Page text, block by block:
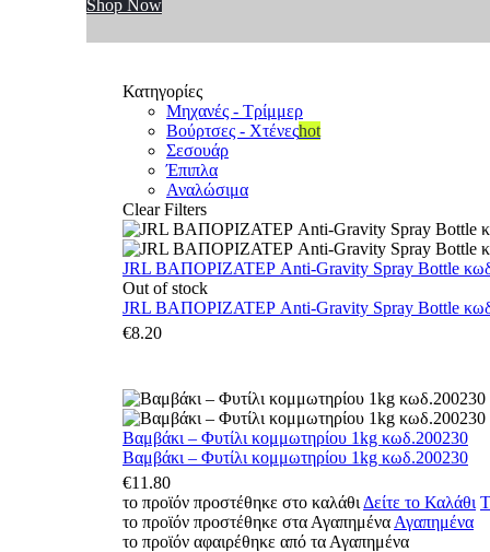
Shop Now
Κατηγορίες
Μηχανές - Τρίμμερ
Βούρτσες - Χτένεςhot
Σεσουάρ
Έπιπλα
Αναλώσιμα
Clear Filters
JRL ΒΑΠΟΡΙΖΑΤΕΡ Anti-Gravity Spray Bottle
Out of stock
JRL ΒΑΠΟΡΙΖΑΤΕΡ Anti-Gravity Spray Bottle
€8.20
Βαμβάκι – Φυτίλι κομμωτηρίου 1kg κωδ.200230
Βαμβάκι – Φυτίλι κομμωτηρίου 1kg κωδ.200230
€11.80
το προϊόν προστέθηκε στο καλάθι Δείτε το Καλάθι
το προϊόν προστέθηκε στα Αγαπημένα Αγαπημένα
το προϊόν αφαιρέθηκε από τα Αγαπημένα